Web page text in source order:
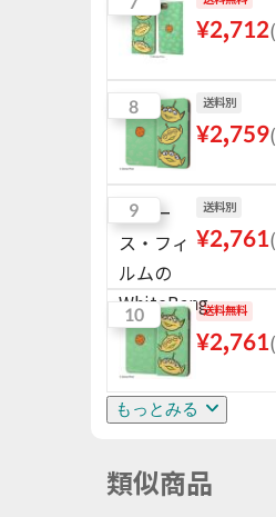
¥2,712(
8 送料別
¥2,759(
9 送料別
¥2,761 (
10 送料無料
¥2,761(
もっとみる
類似商品